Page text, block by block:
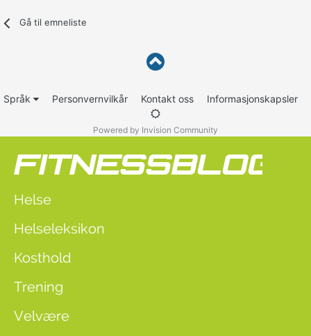
Gå til emneliste
Språk Personvernvilkår Kontakt oss Informasjonskapsler
Powered by Invision Community
Helse
Helseleksikon
Kosthold
Trening
Velvære